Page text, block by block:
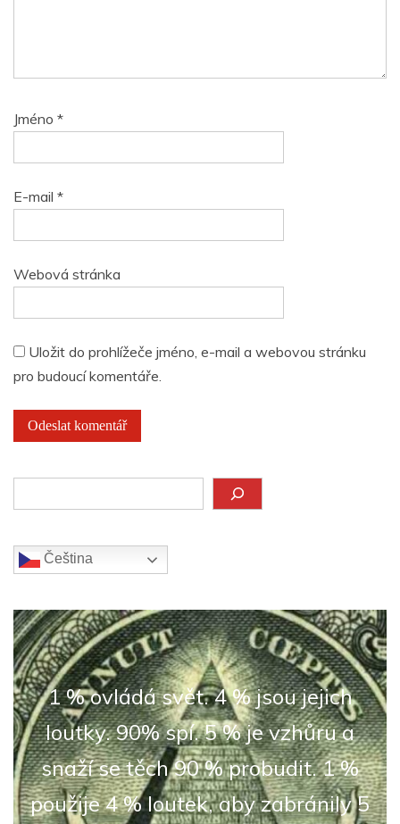
Jméno *
E-mail *
Webová stránka
Uložit do prohlížeče jméno, e-mail a webovou stránku
pro budoucí komentáře.
Čeština‎
1 % ovládá svět. 4 % jsou jejich
loutky. 90% spí. 5 % je vzhůru a
snaží se těch 90 % probudit. 1 %
použije 4 % loutek, aby zabránily 5